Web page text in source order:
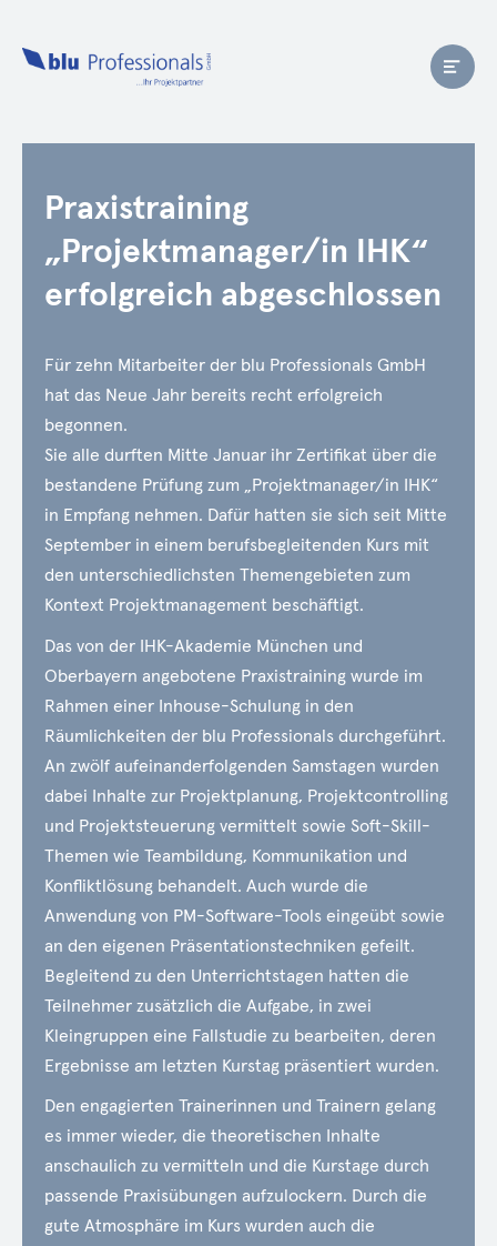
Praxistraining
„Projektmanager/in IHK“
erfolgreich abgeschlossen
Für zehn Mitarbeiter der blu Professionals GmbH
hat das Neue Jahr bereits recht erfolgreich
begonnen.
Sie alle durften Mitte Januar ihr Zertifikat über die
bestandene Prüfung zum „Projektmanager/in IHK“
in Empfang nehmen. Dafür hatten sie sich seit Mitte
September in einem berufsbegleitenden Kurs mit
den unterschiedlichsten Themengebieten zum
Kontext Projektmanagement beschäftigt.
Das von der IHK-Akademie München und
Oberbayern angebotene Praxistraining wurde im
Rahmen einer Inhouse-Schulung in den
Räumlichkeiten der blu Professionals durchgeführt.
An zwölf aufeinanderfolgenden Samstagen wurden
dabei Inhalte zur Projektplanung, Projektcontrolling
und Projektsteuerung vermittelt sowie Soft-Skill-
Themen wie Teambildung, Kommunikation und
Konfliktlösung behandelt. Auch wurde die
Anwendung von PM-Software-Tools eingeübt sowie
an den eigenen Präsentationstechniken gefeilt.
Begleitend zu den Unterrichtstagen hatten die
Teilnehmer zusätzlich die Aufgabe, in zwei
Kleingruppen eine Fallstudie zu bearbeiten, deren
Ergebnisse am letzten Kurstag präsentiert wurden.
Den engagierten Trainerinnen und Trainern gelang
es immer wieder, die theoretischen Inhalte
anschaulich zu vermitteln und die Kurstage durch
passende Praxisübungen aufzulockern. Durch die
gute Atmosphäre im Kurs wurden auch die